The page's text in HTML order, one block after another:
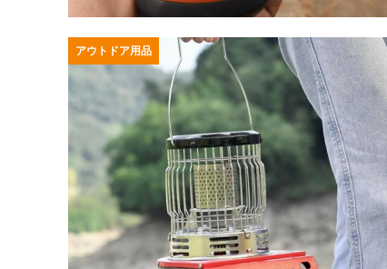
アウトドア用品